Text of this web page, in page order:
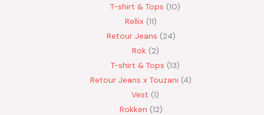
T-shirt & Tops 10
Rellix 11
Retour Jeans 24
Rok 2
T-shirt & Tops 13
Retour Jeans x Touzani 4
Vest 1
Rokken 12